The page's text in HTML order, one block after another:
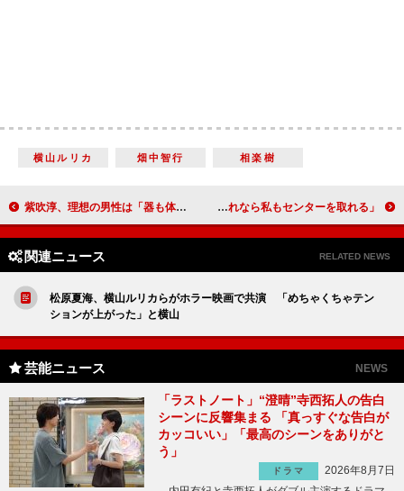
横山ルリカ 畑中智行 相楽樹
紫吹淳、理想の男性は「器も体も大きい人」 プライベートで「ゴロゴロ転がされたい」 渡り廊下メンバーが、まゆゆに宣戦布告？！ 「これなら私もセンターを取れる」
関連ニュース RELATED NEWS
松原夏海、横山ルリカらがホラー映画で共演 「めちゃくちゃテン
ションが上がった」と横山
芸能ニュース NEWS
「ラストノート」“澄晴”寺西拓人の告白
シーンに反響集まる 「真っすぐな告白が
カッコいい」「最高のシーンをありがと
う」
ドラマ
2026年8月7日